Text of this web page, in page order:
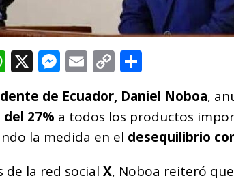
W
h
at
s
A
p
X M
ss
e
n
g
E
m
ai
l
C
p
y
Li
n
o
m
p
ar
ti
de Ecuador, Daniel Noboa,
27% a todos los productos
la medida en el desequilibrio
de la red social X, Noboa reiteró